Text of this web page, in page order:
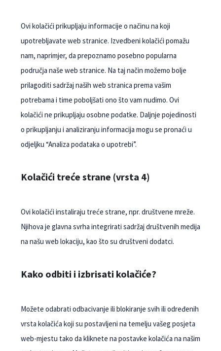
Ovi kolačići prikupljaju informacije o načinu na koji
upotrebljavate web stranice. Izvedbeni kolačići pomažu
nam, naprimjer, da prepoznamo posebno popularna
područja naše web stranice. Na taj način možemo bolje
prilagoditi sadržaj naših web stranica prema vašim
potrebama i time poboljšati ono što vam nudimo. Ovi
kolačići ne prikupljaju osobne podatke. Daljnje pojedinosti
o prikupljanju i analiziranju informacija mogu se pronaći u
odjeljku “Analiza podataka o upotrebi”.
Kolačići treće strane (vrsta 4)
Ovi kolačići instaliraju treće strane, npr. društvene mreže.
Njihova je glavna svrha integrirati sadržaj društvenih medija
na našu web lokaciju, kao što su društveni dodatci.
Kako odbiti i izbrisati kolačiće?
Možete odabrati odbacivanje ili blokiranje svih ili određenih
vrsta kolačića koji su postavljeni na temelju vašeg posjeta
web-mjestu tako da kliknete na postavke kolačića na našim